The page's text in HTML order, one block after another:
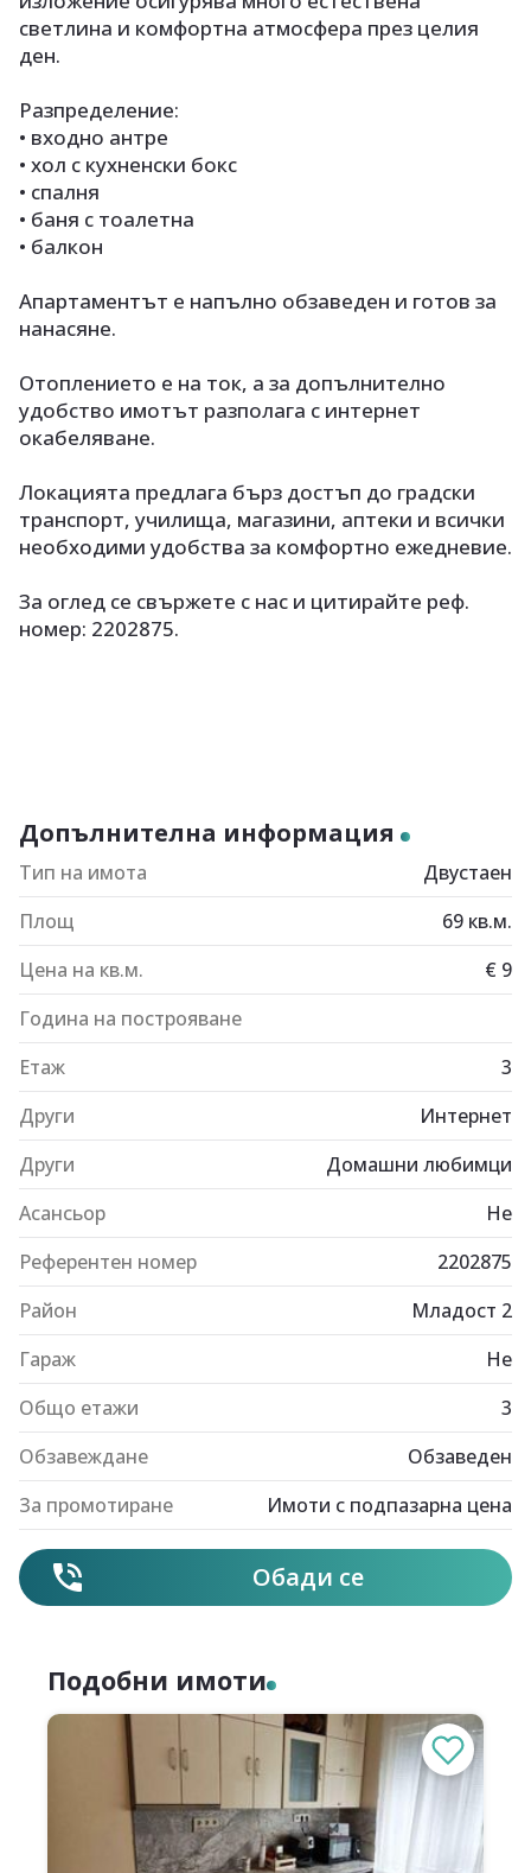
светлина и комфортна атмосфера през целия
ден.
Разпределение:
• входно антре
• хол с кухненски бокс
• спалня
• баня с тоалетна
• балкон
Апартаментът е напълно обзаведен и готов за
нанасяне.
Отоплението е на ток, а за допълнително
удобство имотът разполага с интернет
окабеляване.
Локацията предлага бърз достъп до градски
транспорт, училища, магазини, аптеки и всички
необходими удобства за комфортно ежедневие.
За оглед се свържете с нас и цитирайте реф.
номер: 2202875.
Допълнителна информация
Тип на имота
Двустаен
Площ
69 кв.м.
Цена на кв.м.
€ 9
Година на построяване
Етаж
3
Други
Интернет
Други
Домашни любимци
Асансьор
Не
Референтен номер
2202875
Район
Младост 2
Гараж
Не
Общо етажи
3
Обзавеждане
Обзаведен
За промотиране
Имоти с подпазарна цена
Обади се
Подобни имоти